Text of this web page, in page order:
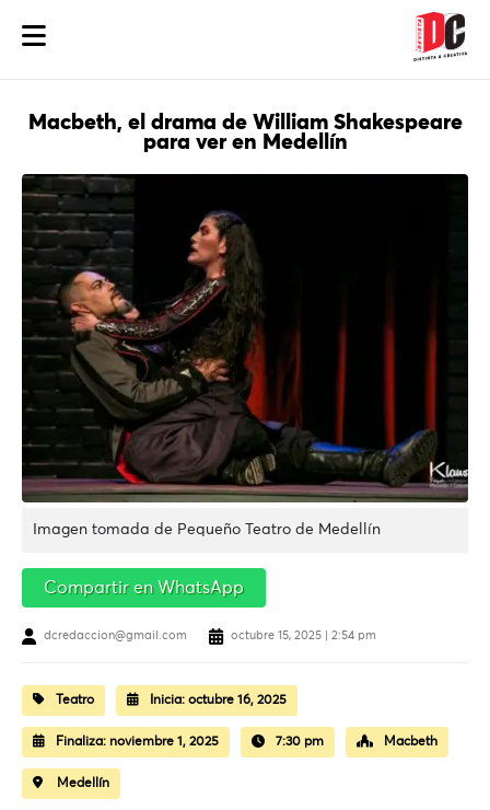
Macbeth, el drama de William Shakespeare
para ver en Medellín
Imagen tomada de Pequeño Teatro de Medellín
Compartir en WhatsApp
dcredaccion@gmail.com octubre 15, 2025 | 2:54 pm
Teatro Inicia: octubre 16, 2025
Finaliza: noviembre 1, 2025 7:30 pm Macbeth
Medellín